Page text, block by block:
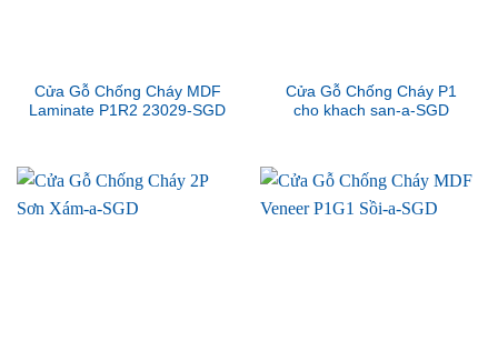
Cửa Gỗ Chống Cháy MDF
Laminate P1R2 23029-SGD
Cửa Gỗ Chống Cháy P1
cho khach san-a-SGD